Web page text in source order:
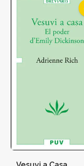
Vesuvi a Casa